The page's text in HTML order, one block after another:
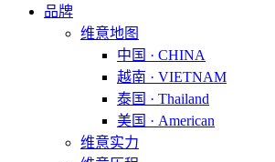
品牌
维意地图
中国 · CHINA
越南 · VIETNAM
泰国 · Thailand
美国 · American
维意实力